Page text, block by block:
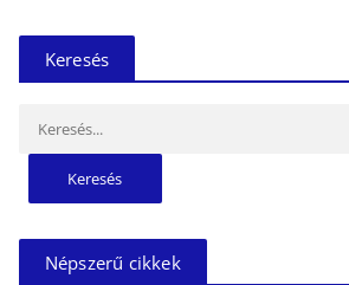
Keresés
Népszerű cikkek